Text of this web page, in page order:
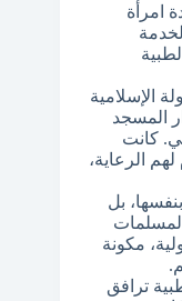
امرأة
الإسلامية
المسجد
كانت
الرعاية،
بل
مكونة
ترافق